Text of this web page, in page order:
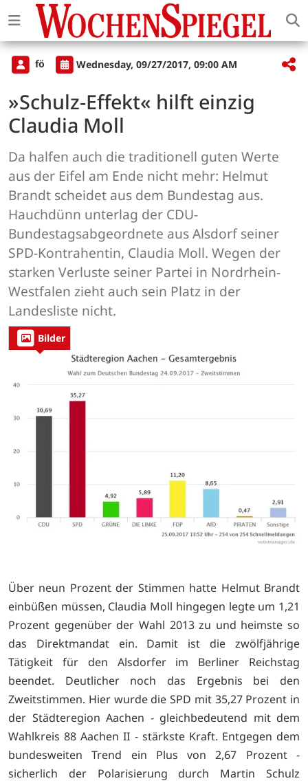
fö Wednesday, 09/27/2017, 09:00 AM
»Schulz-Effekt« hilft einzig
Claudia Moll
Da halfen auch die traditionell guten Werte
aus der Eifel am Ende nicht mehr: Helmut
Brandt scheidet aus dem Bundestag aus.
Hauchdünn unterlag der CDU-
Bundestagsabgeordnete aus Alsdorf seiner
SPD-Kontrahentin, Claudia Moll. Wegen der
starken Verluste seiner Partei in Nordrhein-
Westfalen zieht auch sein Platz in der
Landesliste nicht.
Bilder
Über neun Prozent der Stimmen hatte Helmut Brandt
einbüßen müssen, Claudia Moll hingegen legte um 1,21
Prozent gegenüber der Wahl 2013 zu und heimste so
das Direktmandat ein. Damit ist die zwölfjährige
Tätigkeit für den Alsdorfer im Berliner Reichstag
beendet. Deutlicher noch das Ergebnis bei den
Zweitstimmen. Hier wurde die SPD mit 35,27 Prozent in
der Städteregion Aachen - gleichbedeutend mit dem
Wahlkreis 88 Aachen II - stärkste Kraft. Entgegen dem
bundesweiten Trend ein Plus von 2,67 Prozent -
sicherlich der Polarisierung durch Martin Schulz